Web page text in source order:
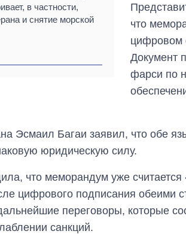
в частности,
и снятие морской
что
цифровом
Документ
фарси по
Эсмаил Багаи заявил, что обе
юридическую силу.
что меморандум уже
цифрового подписания обеими
переговоры, которые
санкций.